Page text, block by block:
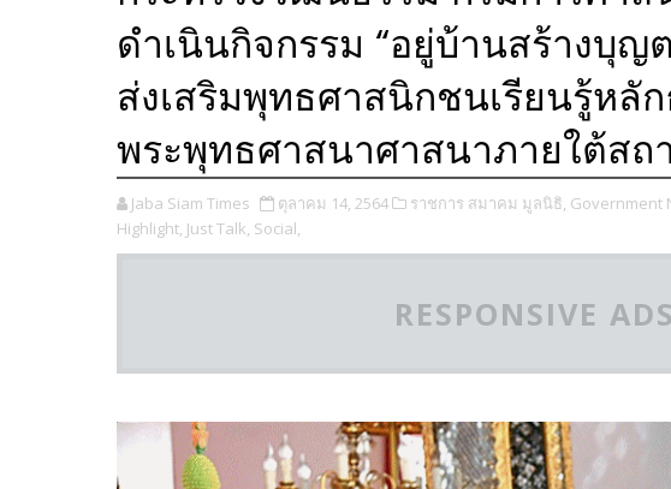
ดำเนินกิจกรรม “อยู่บ้านสร้างบุ
ส่งเสริมพุทธศาสนิกชนเรียนรู้หลั
พระพุทธศาสนาศาสนาภายใต้ส
Jaba Siam Times ตุลาคม 14, 2564 ราชการ สมาคม มูลนิธิ, Government
Highlight, Just Talk, Social,
RESPONSIVE